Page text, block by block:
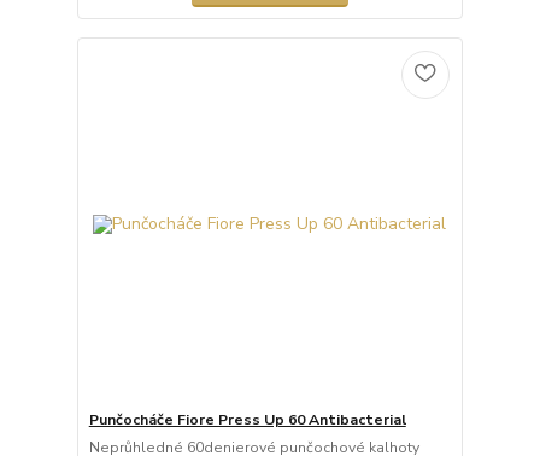
Punčocháče Fiore Press Up 60 Antibacterial
Neprůhledné 60denierové punčochové kalhoty